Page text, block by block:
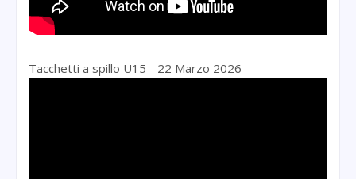
Tacchetti a spillo U15 - 22 Marzo 2026